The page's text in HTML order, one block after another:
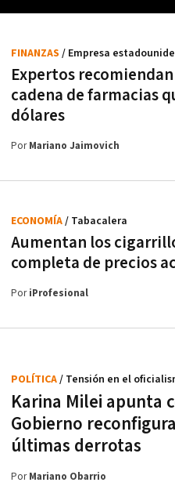
Expertos recomiendan
cadena de farmacias
dólares
FINANZAS / Empresa
PorMariano Jaimovich
Aumentan los
completa de precios
ECONOMÍA/ Tabacalera
PoriProfesional
Karina Milei apunta
Gobierno
últimas derrotas
POLÍTICA/ Tensión en el
PorMariano Obarrio